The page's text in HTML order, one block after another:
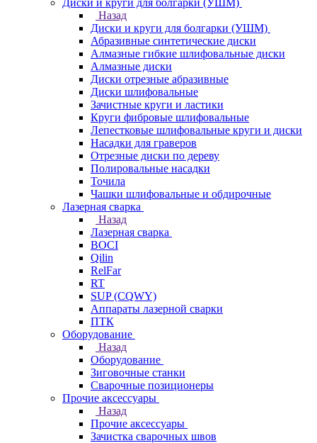
Диски и круги для болгарки (УШМ)
Назад
Диски и круги для болгарки (УШМ)
Абразивные синтетические диски
Алмазные гибкие шлифовальные диски
Алмазные диски
Диски отрезные абразивные
Диски шлифовальные
Зачистные круги и ластики
Круги фибровые шлифовальные
Лепестковые шлифовальные круги и диски
Насадки для граверов
Отрезные диски по дереву
Полировальные насадки
Точила
Чашки шлифовальные и обдирочные
Лазерная сварка
Назад
Лазерная сварка
BOCI
Qilin
RelFar
RT
SUP (CQWY)
Аппараты лазерной сварки
ПТК
Оборудование
Назад
Оборудование
Зиговочные станки
Сварочные позиционеры
Прочие аксессуары
Назад
Прочие аксессуары
Зачистка сварочных швов